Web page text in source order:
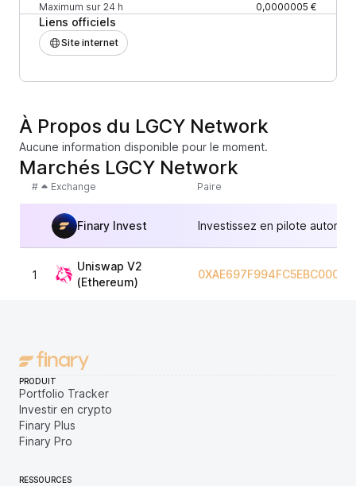
Maximum sur 24 h
0,0000005 €
Liens officiels
Site internet
À Propos du LGCY Network
Aucune information disponible pour le moment.
Marchés LGCY Network
# Exchange Paire
Finary Invest Investissez en pilote
1
Uniswap V2
(Ethereum)
PRODUIT
Portfolio Tracker
Investir en crypto
Finary Plus
Finary Pro
RESSOURCES